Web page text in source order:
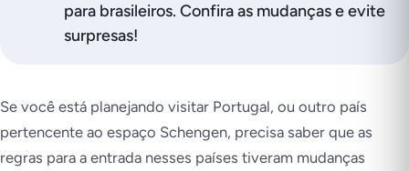
para brasileiros. Confira as mudanças e evite
surpresas!
Se você está planejando visitar Portugal, ou outro país
pertencente ao espaço Schengen, precisa saber que as
regras para a entrada nesses países tiveram mudanças